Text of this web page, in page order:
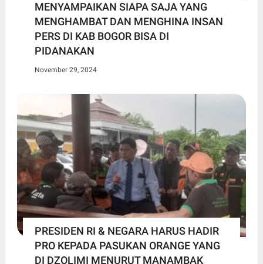
MENYAMPAIKAN SIAPA SAJA YANG
MENGHAMBAT DAN MENGHINA INSAN
PERS DI KAB BOGOR BISA DI
PIDANAKAN
November 29, 2024
PRESIDEN RI & NEGARA HARUS HADIR
PRO KEPADA PASUKAN ORANGE YANG
DI DZOLIMI MENURUT MANAMBAK